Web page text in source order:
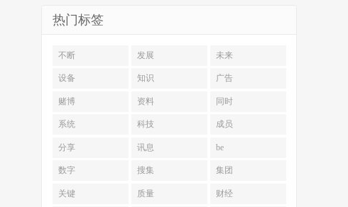
热门标签
不断 发展 未来
设备 知识 广告
赌博 资料 同时
系统 科技 成员
分享 讯息 be
数字 搜集 集团
关键 质量 财经